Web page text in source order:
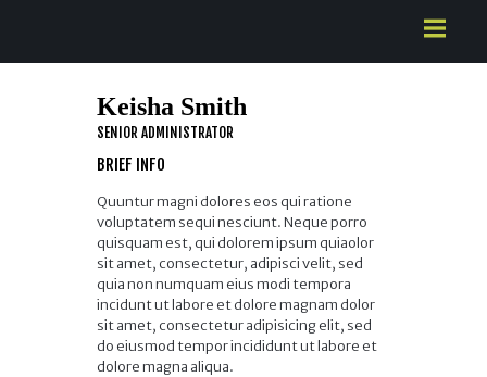
ABOUT US
SERVICES
CONTACTS
Keisha Smith
SENIOR ADMINISTRATOR
BRIEF INFO
Quuntur magni dolores eos qui ratione
voluptatem sequi nesciunt. Neque porro
quisquam est, qui dolorem ipsum quiaolor
sit amet, consectetur, adipisci velit, sed
quia non numquam eius modi tempora
incidunt ut labore et dolore magnam dolor
sit amet, consectetur adipisicing elit, sed
do eiusmod tempor incididunt ut labore et
dolore magna aliqua.